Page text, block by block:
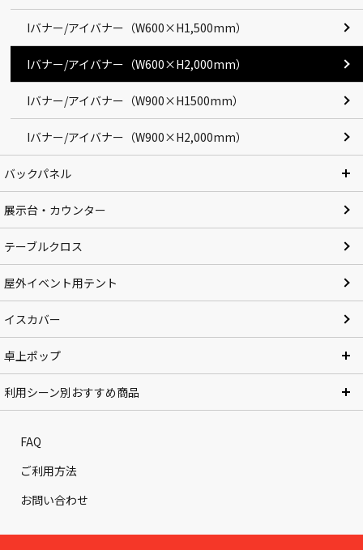
Iバナー/アイバナー（W600×H1,500mm）
Iバナー/アイバナー（W600×H2,000mm）
Iバナー/アイバナー（W900×H1500mm）
Iバナー/アイバナー（W900×H2,000mm）
バックパネル
展示台・カウンター
テーブルクロス
屋外イベント用テント
イスカバー
卓上ポップ
利用シーン別おすすめ商品
FAQ
ご利用方法
お問い合わせ